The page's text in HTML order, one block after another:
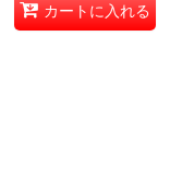
カートに入れる